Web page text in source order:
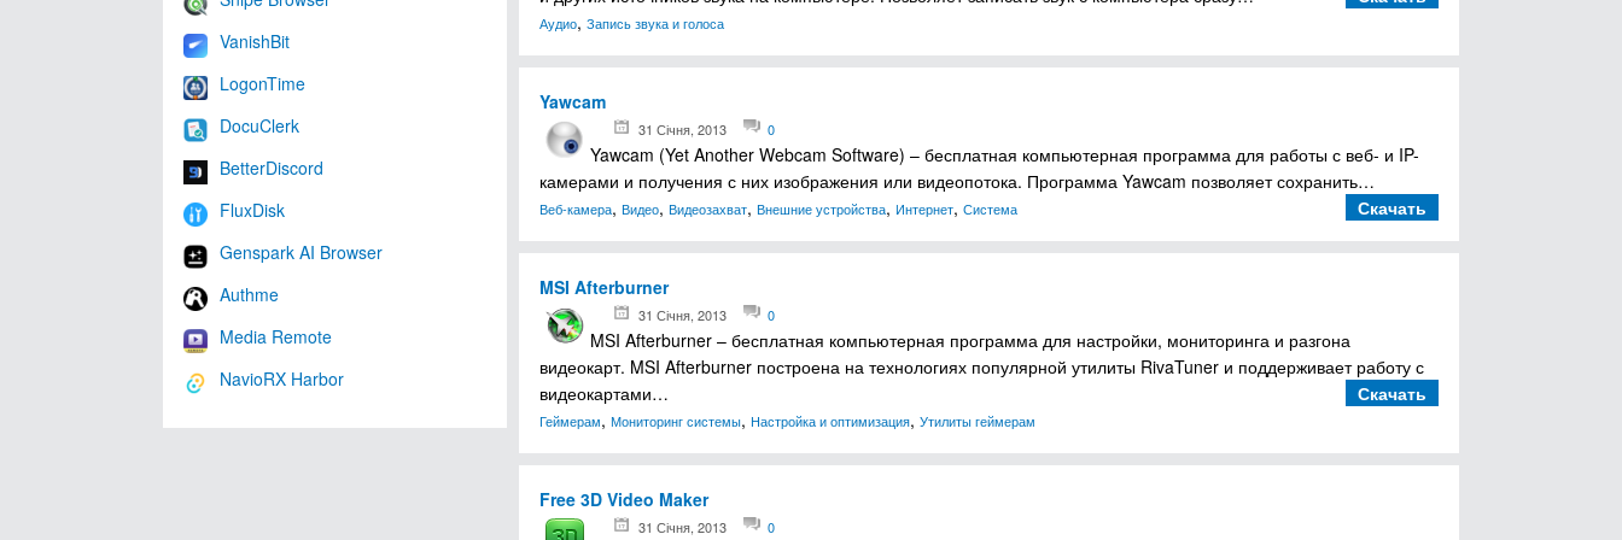
VanishBit
LogonTime
DocuClerk
BetterDiscord
FluxDisk
Genspark AI Browser
Authme
Media Remote
NavioRX Harbor
Аудио, Запись звука и голоса
Yawcam
31 Січня, 2013 0
Yawcam (Yet Another Webcam Software) – бесплатная компьютерная программа для работы с веб- и IP-
камерами и получения с них изображения или видеопотока. Программа Yawcam позволяет сохранить…
Скачать
Веб-камера, Видео, Видеозахват, Внешние устройства, Интернет, Система
MSI Afterburner
31 Січня, 2013 0
MSI Afterburner – бесплатная компьютерная программа для настройки, мониторинга и разгона
видеокарт. MSI Afterburner построена на технологиях популярной утилиты RivaTuner и поддерживает работу с
видеокартами…
Скачать
Геймерам, Мониторинг системы, Настройка и оптимизация, Утилиты геймерам
Free 3D Video Maker
31 Січня, 2013 0